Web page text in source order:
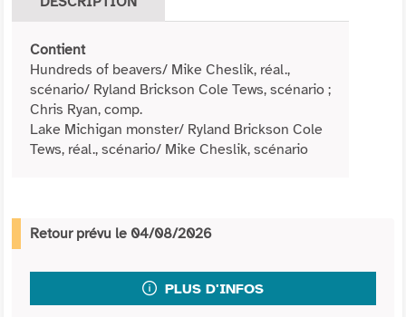
Contient
Hundreds of beavers/ Mike Cheslik, réal.,
scénario/ Ryland Brickson Cole Tews, scénario ;
Chris Ryan, comp.
Lake Michigan monster/ Ryland Brickson Cole
Tews, réal., scénario/ Mike Cheslik, scénario
Retour prévu le 04/08/2026
PLUS D'INFOS